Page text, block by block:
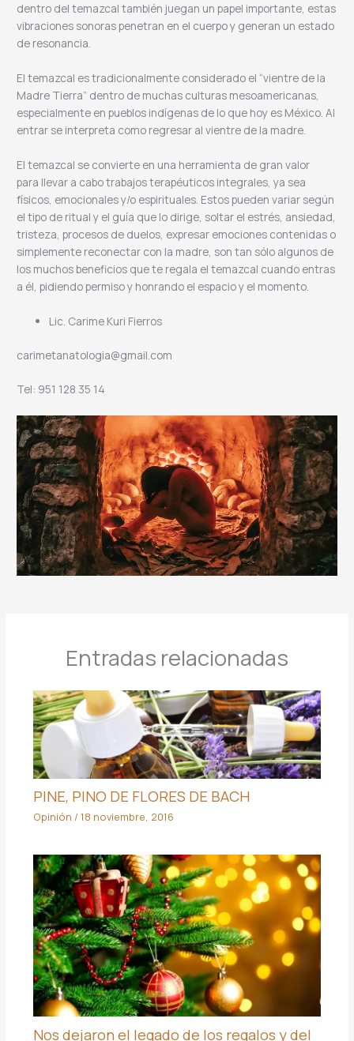
dentro del temazcal también juegan un papel importante, estas
vibraciones sonoras penetran en el cuerpo y generan un estado
de resonancia.
El temazcal es tradicionalmente considerado el “vientre de la
Madre Tierra” dentro de muchas culturas mesoamericanas,
especialmente en pueblos indígenas de lo que hoy es México. Al
entrar se interpreta como regresar al vientre de la madre.
El temazcal se convierte en una herramienta de gran valor
para llevar a cabo trabajos terapéuticos integrales, ya sea
físicos, emocionales y/o espirituales. Estos pueden variar según
el tipo de ritual y el guía que lo dirige, soltar el estrés, ansiedad,
tristeza, procesos de duelos, expresar emociones contenidas o
simplemente reconectar con la madre, son tan sólo algunos de
los muchos beneficios que te regala el temazcal cuando entras
a él, pidiendo permiso y honrando el espacio y el momento.
Lic. Carime Kuri Fierros
carimetanatologia@gmail.com
Tel: 951 128 35 14
Entradas relacionadas
PINE, PINO DE FLORES DE BACH
Opinión / 18 noviembre, 2016
Nos dejaron el legado de los regalos y del